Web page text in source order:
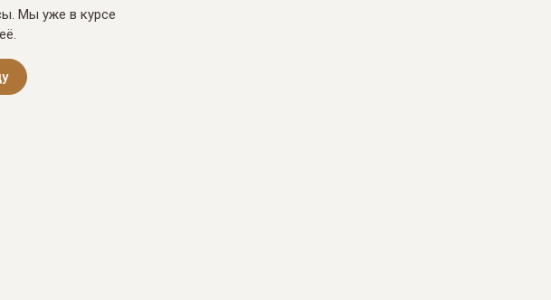
Мы уже в курсе